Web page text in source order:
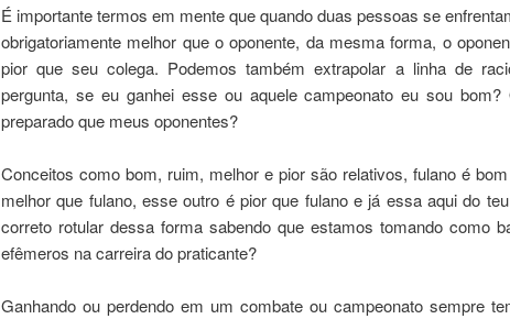
É importante termos em mente que quando duas pessoas se
obrigatoriamente melhor que o oponente, da mesma forma, o
pior que seu colega. Podemos também extrapolar a linha de
pergunta, se eu ganhei esse ou aquele campeonato eu sou
preparado que meus oponentes?
Conceitos como bom, ruim, melhor e pior são relativos, fulano é
melhor que fulano, esse outro é pior que fulano e já essa aqui do
correto rotular dessa forma sabendo que estamos tomando como
efêmeros na carreira do praticante?
Ganhando ou perdendo em um combate ou campeonato sempre